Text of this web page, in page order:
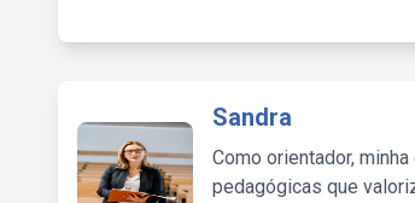
Sandra
Como orientador,
pedagógicas que